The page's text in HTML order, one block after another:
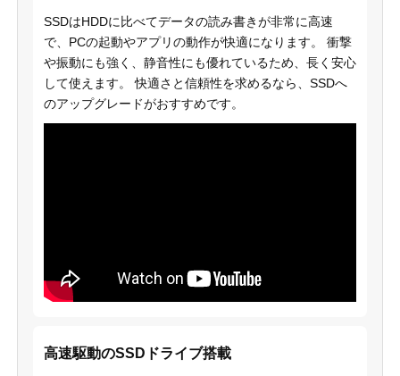
SSDはHDDに比べてデータの読み書きが非常に高速
で、PCの起動やアプリの動作が快適になります。 衝撃
や振動にも強く、静音性にも優れているため、長く安心
して使えます。 快適さと信頼性を求めるなら、SSDへ
のアップグレードがおすすめです。
高速駆動のSSDドライブ搭載